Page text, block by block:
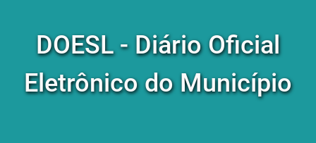
DOESL - Diário Oficial
Eletrônico do Município